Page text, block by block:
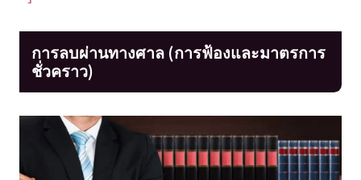
การลบผ่านทางศาล (การฟ้องและมาตรการ
ชั่วคราว)